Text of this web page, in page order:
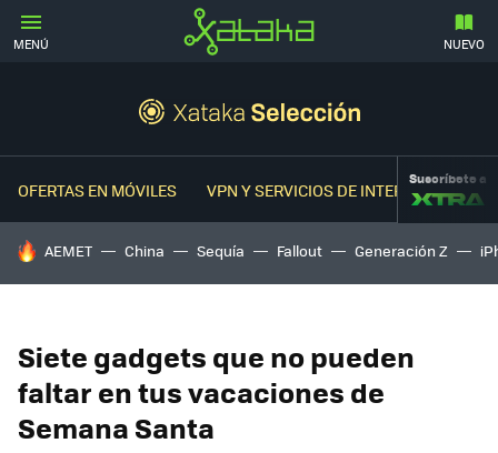
MENÚ NUEVO
OFERTAS EN MÓVILES VPN Y SERVICIOS DE INTERNETSuscríbete a
HOY SE HABLA DE
AEMET China Sequía Fallout Generación Z
Siete gadgets que no pueden
faltar en tus vacaciones de
Semana Santa